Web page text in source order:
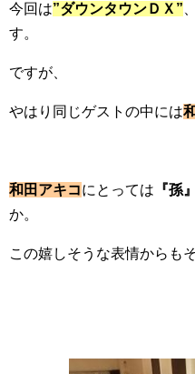
今回は”ダウンタウンＤＸ”
す。
ですが、
やはり同じゲストの中には
和田アキコにとっては 『孫』
か。
この嬉しそうな表情からも